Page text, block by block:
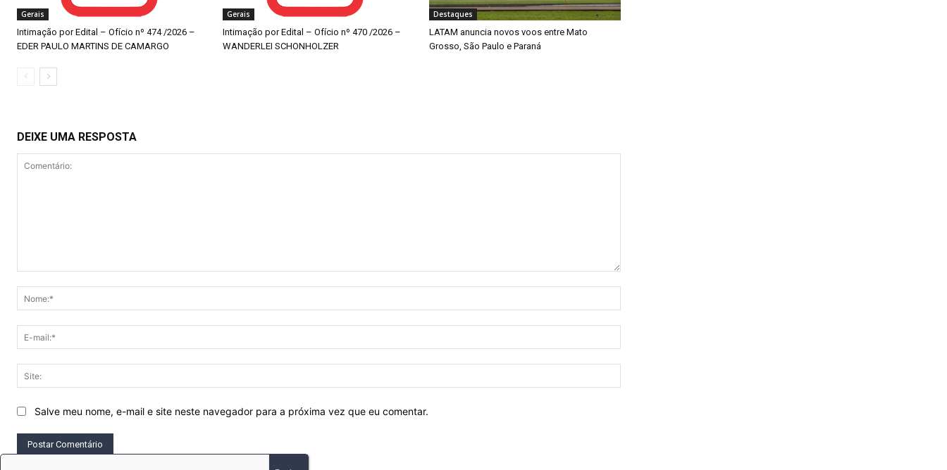
Gerais
Intimação por Edital – Ofício nº 474 /2026 –
EDER PAULO MARTINS DE CAMARGO
Gerais
Intimação por Edital – Ofício nº 470 /2026 –
WANDERLEI SCHONHOLZER
Destaques
LATAM anuncia novos voos entre Mato
Grosso, São Paulo e Paraná
DEIXE UMA RESPOSTA
mail:*
Salve meu nome, e-mail e site neste navegador para a próxima vez que eu comentar.